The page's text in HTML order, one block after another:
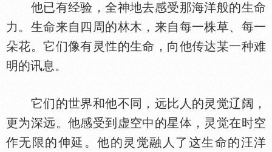
他已有经验，全神地去感受那海洋般的生命
力。生命来自四周的林木，来自每一株草、每一
朵花。它们像有灵
的生命，向他传达某一种难
明的讯息。
它们的世界和他不同，远比人的灵觉辽阔，
更为深远。他感受到虚空中的星
，灵觉在时空
作无限的伸延。他的灵觉融人了这生命的汪洋